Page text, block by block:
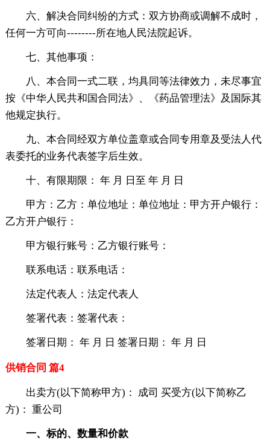
六、解决合同纠纷的方式：双方协商或调解不成时，
任何一方可向--------所在地人民法院起诉。
七、其他事项：
八、本合同一式二联，均具同等法律效力，未尽事宜
按《中华人民共和国合同法》、《药品管理法》及国际其
他规定执行。
九、本合同经双方单位盖章或合同专用章及受法人代
表委托的业务代表签字后生效。
十、有限期限： 年 月 日至 年 月 日
甲方：乙方：单位地址：单位地址：甲方开户银行：
乙方开户银行：
甲方银行账号：乙方银行账号：
联系电话：联系电话：
法定代表人：法定代表人
签署代表：签署代表：
签署日期： 年 月 日 签署日期： 年 月 日
供销合同 篇4
出卖方(以下简称甲方)： 成司 买受方(以下简称乙
方)： 重公司
一、标的、数量和价款